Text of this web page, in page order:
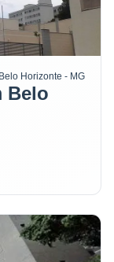
Horizonte - MG
Belo